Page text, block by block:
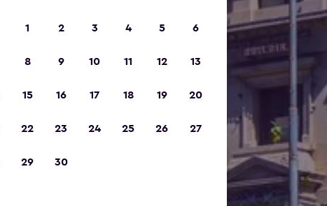
1 2 3 4 5 6
8 9 10 11 12 13
15 16 17 18 19 20
22 23 24 25 26 27
29 30